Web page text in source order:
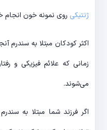
ژنتیکی روی نمونه خون انجام
زمانی که علائم فیزیکی و
می‌شوند.
اگر فرزند شما مبتلا به